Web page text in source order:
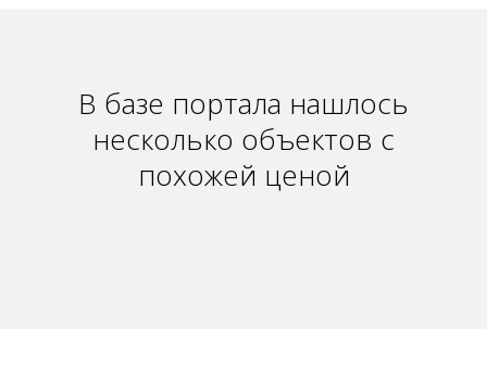
В базе портала нашлось
несколько объектов с
похожей ценой